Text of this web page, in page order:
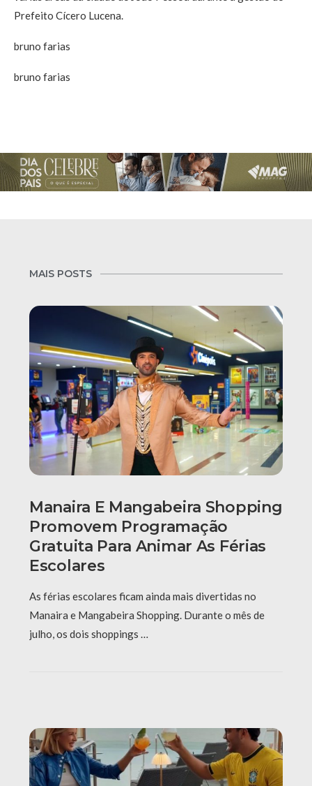
Prefeito Cícero Lucena.
bruno farias
bruno farias
MAIS POSTS
Manaira E Mangabeira Shopping
Promovem Programação
Gratuita Para Animar As Férias
Escolares
As férias escolares ficam ainda mais divertidas no
Manaira e Mangabeira Shopping. Durante o mês de
julho, os dois shoppings …